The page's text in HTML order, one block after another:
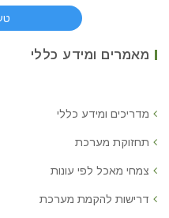
מאמרים ומידע כללי
מדריכים ומידע כללי
תחזוקת מערכת
צמחי מאכל לפי עונות
דרישות להקמת מערכת